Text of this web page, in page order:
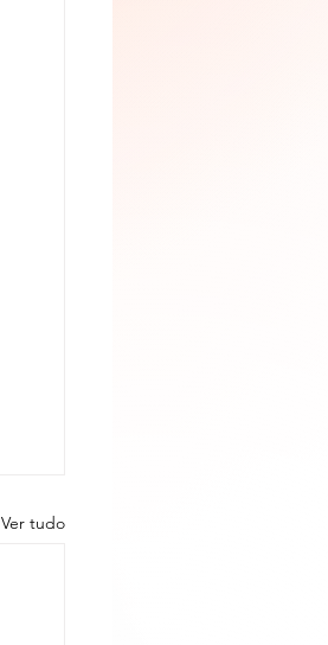
Ver tudo